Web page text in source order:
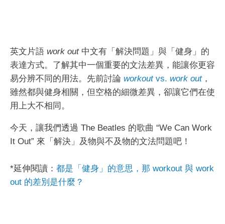
英文片語 work out中文有「解決問題」與「健身」的
表達方式。了解其中一個重要的文法差異，能讓你更容
易分辨不同的用法。先前討論 workoutvs. work out，
雖然都與健身相關，但空格的細微差異，卻讓它們在使
用上大不相同。
今天，讓我們透過 The Beatles 的歌曲 “We Can Work
It Out” 來「解決」及物與不及物的文法問題吧！
*延伸閱讀： 都是「健身」的意思，那 workout 與 work
out 的差別是什麼？